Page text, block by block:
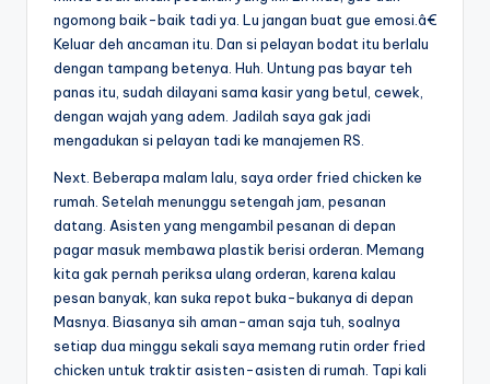
ngomong baik-baik tadi ya. Lu jangan buat gue emosi.â€
Keluar deh ancaman itu. Dan si pelayan bodat itu berlalu
dengan tampang betenya. Huh. Untung pas bayar teh
panas itu, sudah dilayani sama kasir yang betul, cewek,
dengan wajah yang adem. Jadilah saya gak jadi
mengadukan si pelayan tadi ke manajemen RS.
Next. Beberapa malam lalu, saya order fried chicken ke
rumah. Setelah menunggu setengah jam, pesanan
datang. Asisten yang mengambil pesanan di depan
pagar masuk membawa plastik berisi orderan. Memang
kita gak pernah periksa ulang orderan, karena kalau
pesan banyak, kan suka repot buka-bukanya di depan
Masnya. Biasanya sih aman-aman saja tuh, soalnya
setiap dua minggu sekali saya memang rutin order fried
chicken untuk traktir asisten-asisten di rumah. Tapi kali